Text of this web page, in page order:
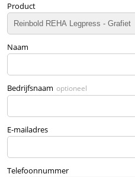
Product
Naam
Bedrijfsnaam optioneel
E-mailadres
Telefoonnummer